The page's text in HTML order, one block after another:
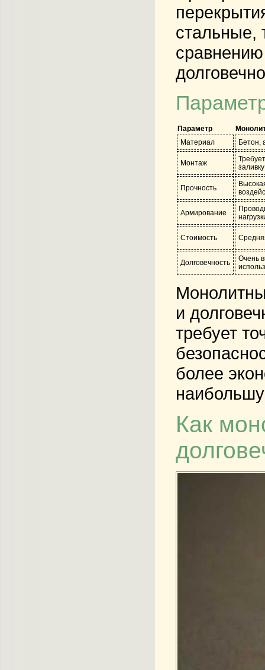
стальные,
Параметр
Материал
Бетон,
Монтаж
Прочность
Армирование
Стоимость
Долговечность
Очень
и
требует
более
Как